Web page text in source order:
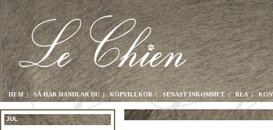
HEM | SÅ HÄR HANDLAR DU |KÖPVILLKOR | SENAST INKOMMET|REA|
JUL